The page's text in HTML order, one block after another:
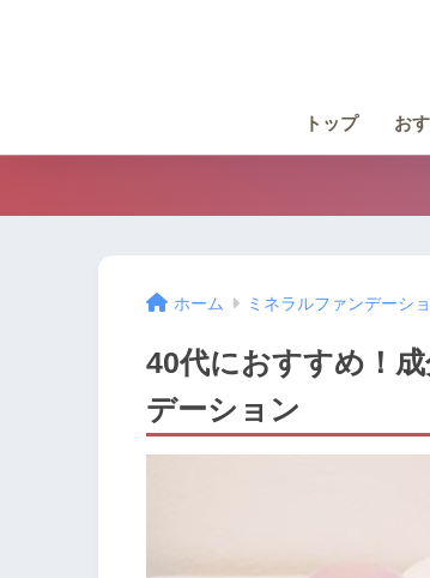
トップ お
ホーム ミネラルファンデーシ
40代におすすめ！
デーション